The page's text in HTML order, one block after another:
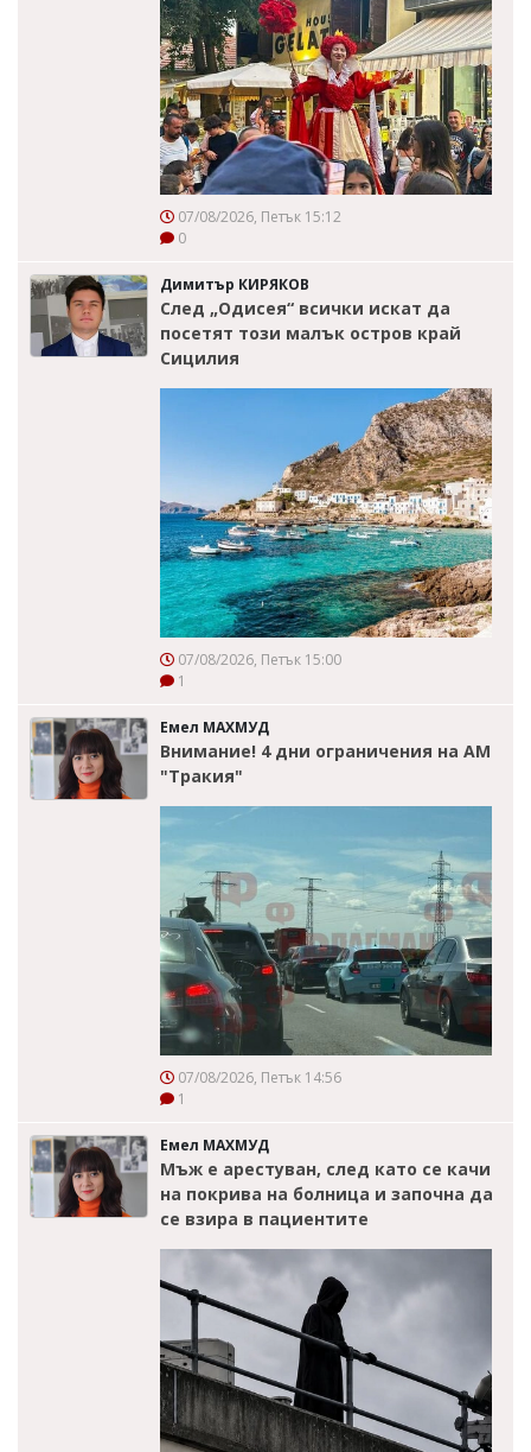
07/08/2026, Петък 15:12
0
Димитър КИРЯКОВ
След „Одисея“ всички искат да
посетят този малък остров край
Сицилия
07/08/2026, Петък 15:00
1
Емел МАХМУД
Внимание! 4 дни ограничения на АМ
"Тракия"
07/08/2026, Петък 14:56
1
Емел МАХМУД
Мъж е арестуван, след като се качи
на покрива на болница и започна да
се взира в пациентите